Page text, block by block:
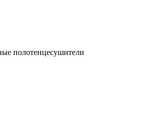
полотенцесушители